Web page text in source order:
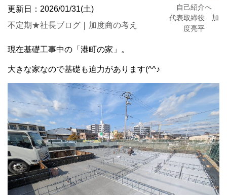
自己紹介へ
代表取締役 加
度亮平
更新日：2026/01/31(土)
不定期★社長ブログ
加度商の考え
現在基礎工事中の「港町の家」。
大きな家なので基礎も迫力があります(^^♪